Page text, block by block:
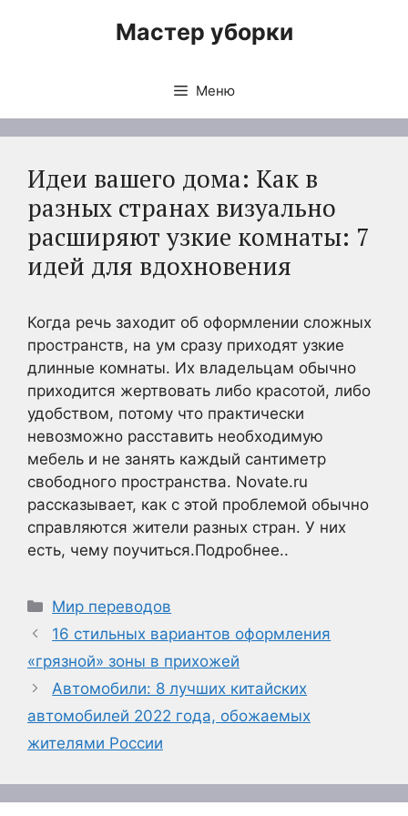
Мастер уборки
Меню
Идеи вашего дома: Как в
разных странах визуально
расширяют узкие комнаты: 7
идей для вдохновения
Когда речь заходит об оформлении сложных
пространств, на ум сразу приходят узкие
длинные комнаты. Их владельцам обычно
приходится жертвовать либо красотой, либо
удобством, потому что практически
невозможно расставить необходимую
мебель и не занять каждый сантиметр
свободного пространства. Novate.ru
рассказывает, как с этой проблемой обычно
справляются жители разных стран. У них
есть, чему поучиться.Подробнее..
Рубрики
Мир переводов
16 стильных вариантов оформления
«грязной» зоны в прихожей
Автомобили: 8 лучших китайских
автомобилей 2022 года, обожаемых
жителями России